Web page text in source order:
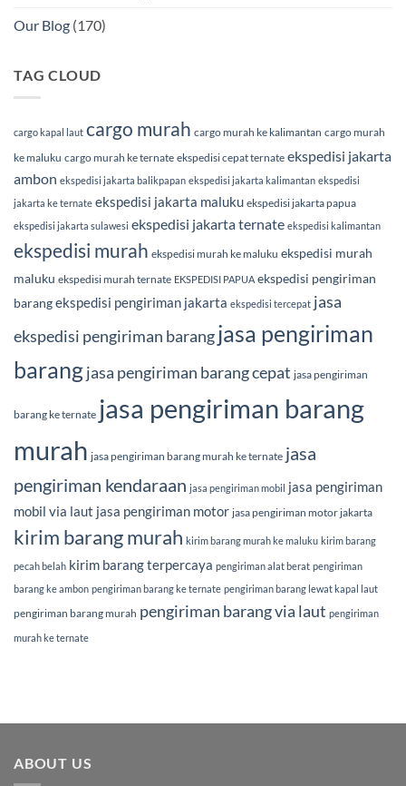
Our Blog (170)
TAG CLOUD
cargo kapal laut cargo murah cargo murah ke kalimantan cargo murah
ke maluku cargo murah ke ternate ekspedisi cepat ternate ekspedisi jakarta
ambon ekspedisi jakarta balikpapan ekspedisi jakarta kalimantan ekspedisi
jakarta ke ternate ekspedisi jakarta maluku ekspedisi jakarta papua
ekspedisi jakarta sulawesi ekspedisi jakarta ternate ekspedisi kalimantan
ekspedisi murah ekspedisi murah ke maluku ekspedisi murah
maluku ekspedisi murah ternate EKSPEDISI PAPUA ekspedisi pengiriman
barangekspedisi pengiriman jakarta ekspedisi tercepat jasa
ekspedisi pengiriman barangjasa pengiriman
barangjasa pengiriman barang cepat jasa pengiriman
barang ke ternate jasa pengiriman barang
murah jasa pengiriman barang murah ke ternate jasa
pengiriman kendaraan jasa pengiriman mobil jasa pengiriman
mobil via laut jasa pengiriman motor jasa pengiriman motor jakarta
kirim barang murah kirim barang murah ke maluku kirim barang
pecah belah kirim barang terpercaya pengiriman alat berat pengiriman
barang ke ambon pengiriman barang ke ternate pengiriman barang lewat kapal laut
pengiriman barang murah pengiriman barang via laut pengiriman
murah ke ternate
ABOUT US